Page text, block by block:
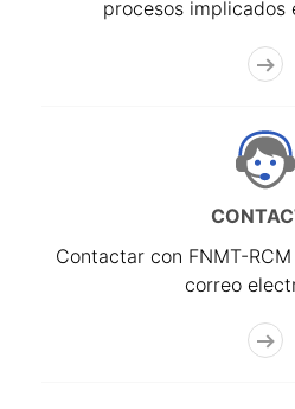
procesos implicados
Contactar con FNMT-
correo